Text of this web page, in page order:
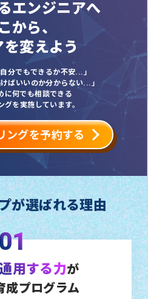
エンジニアへ
から、
変えよう
分でもできるか不安...」
ばいいのか分からない...」
に何でも相談できる
グを実施しています。
ングを予約する
が選ばれる理由
用する力が
成プログラム